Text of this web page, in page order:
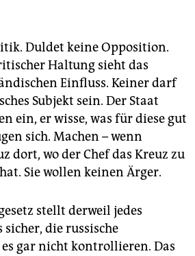
Duldet keine Opposition.
Haltung sieht das
Einfluss. Keiner darf
Subjekt sein. Der Staat
ein, er wisse, was für diese gut
sich. Machen – wenn
dort, wo der Chef das Kreuz zu
Sie wollen keinen Ärger.
stellt derweil jedes
die russische
gar nicht kontrollieren. Das